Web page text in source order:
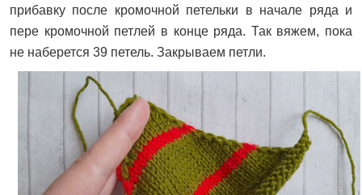
прибавку после кромочной петельки в начале ряда и
пере кромочной петлей в конце ряда. Так вяжем, пока
не наберется 39 петель. Закрываем петли.